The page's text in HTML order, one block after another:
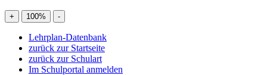
+ 100% -
Lehrplan-Datenbank
zurück zur Startseite
zurück zur Schulart
Im Schulportal anmelden